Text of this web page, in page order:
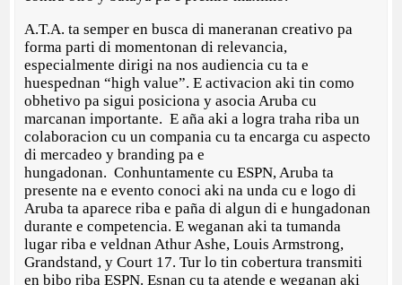
A.T.A. ta semper en busca di maneranan creativo pa
forma parti di momentonan di relevancia,
especialmente dirigi na nos audiencia cu ta e
huespednan “high value”. E activacion aki tin como
obhetivo pa sigui posiciona y asocia Aruba cu
marcanan importante. E aña aki a logra traha riba un
colaboracion cu un compania cu ta encarga cu aspecto
di mercadeo y branding pa e
hungadonan. Conhuntamente cu ESPN, Aruba ta
presente na e evento conoci aki na unda cu e logo di
Aruba ta aparece riba e paña di algun di e hungadonan
durante e competencia. E weganan aki ta tumanda
lugar riba e veldnan Athur Ashe, Louis Armstrong,
Grandstand, y Court 17. Tur lo tin cobertura transmiti
en bibo riba ESPN. Esnan cu ta atende e weganan aki